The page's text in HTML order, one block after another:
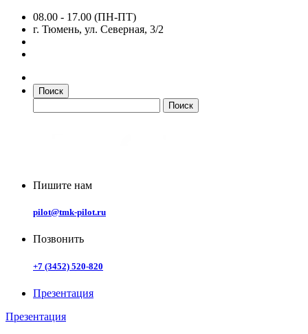
08.00 - 17.00 (ПН-ПТ)
г. Тюмень, ул. Северная, 3/2
Поиск
Пишите нам
pilot@tmk-pilot.ru
Позвонить
+7 (3452) 520-820
Презентация
Презентация